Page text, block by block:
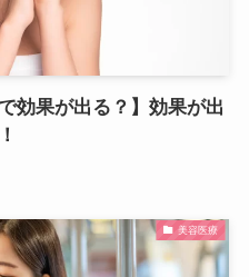
効果が出る？】効果が出
美容医療